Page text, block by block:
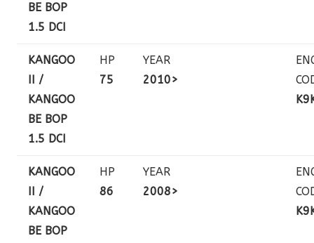
BE BOP
1.5 DCI
KANGOO
II /
KANGOO
BE BOP
1.5 DCI
HP
75
YEAR
2010>
KANGOO
II /
KANGOO
BE BOP
HP
86
YEAR
2008>